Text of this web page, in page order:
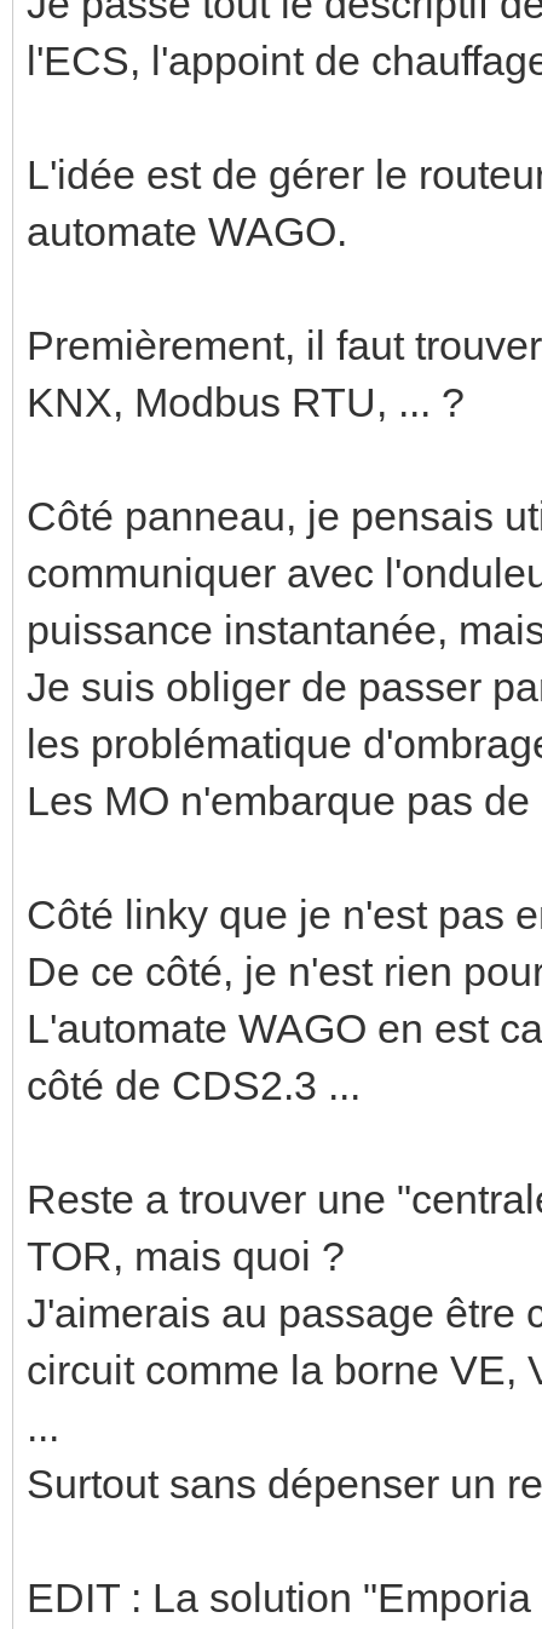
l'ECS, l'appoint de
L'idée est de gérer le
automate WAGO.
Premièrement, il faut
KNX, Modbus RTU, ... ?
Côté panneau, je pensais
communiquer avec
puissance instantanée,
Je suis obliger de passer
les problématique
Les MO n'embarque pas
Côté linky que je n'est pas
De ce côté, je n'est rien
L'automate WAGO en est
côté de CDS2.3 ...
Reste a trouver une
TOR, mais quoi ?
J'aimerais au passage être
circuit comme la borne VE,
...
Surtout sans dépenser un
EDIT : La solution